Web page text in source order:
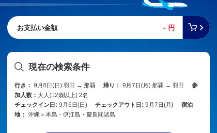
お支払い金額 - 円
現在の検索条件
行き： 9月6日(日) 羽田 → 那覇 帰り： 9月7日(月) 那覇 → 羽田
参
加人数： 大人(12歳以上) 2名
チェックイン日: 9月6日(日) チェックアウト日: 9月7日(月)
宿泊
地： 沖縄＞本島・伊江島・慶良間諸島